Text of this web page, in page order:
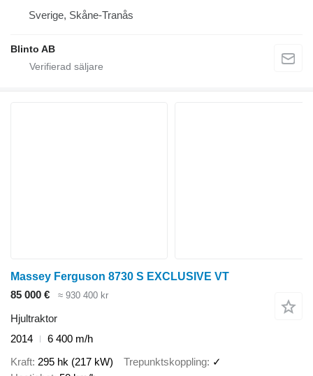
Sverige, Skåne-Tranås
Blinto AB
Massey Ferguson 8730 S EXCLUSIVE VT
85 000 €
≈ 930 400 kr
Hjultraktor
2014
6 400 m/h
Kraft 295 hk (217 kW) Trepunktskoppling ✓